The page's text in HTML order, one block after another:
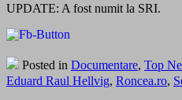
UPDATE: A fost numit la SRI.
Posted in Documentare, Top
Eduard Raul Hellvig, Roncea.ro,